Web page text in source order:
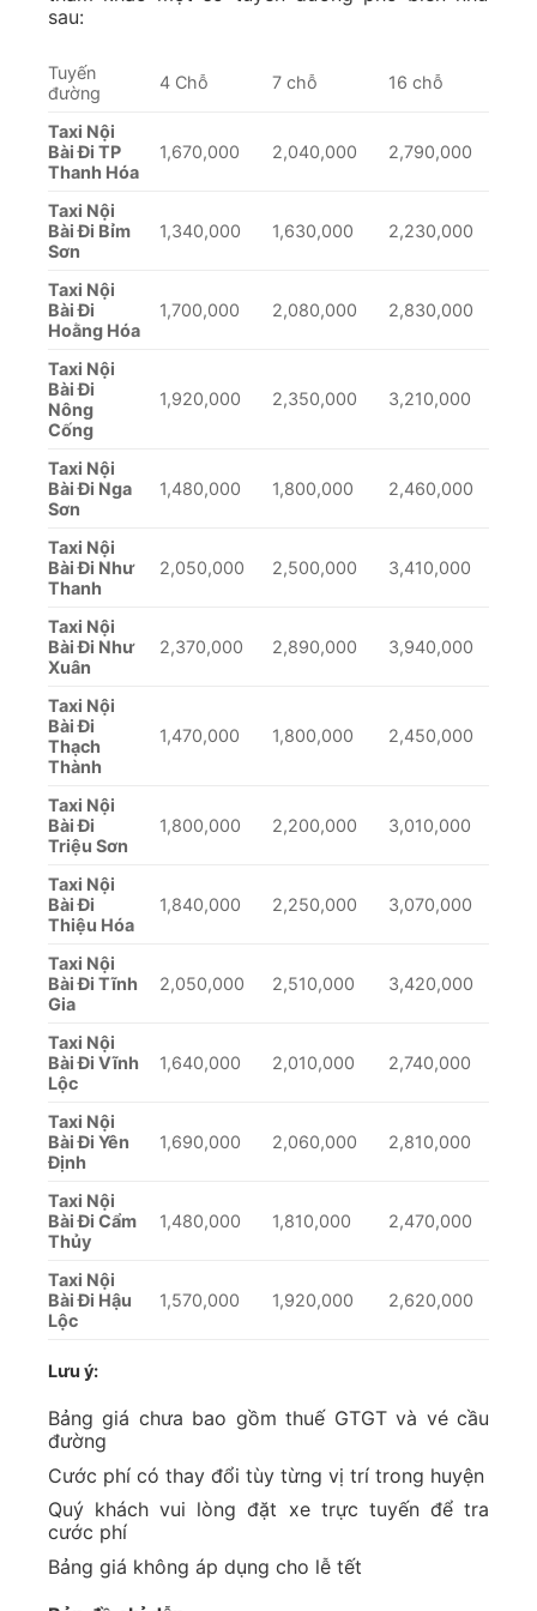
sau:
Tuyến
đường
4 Chỗ 7 chỗ 16 chỗ
Taxi Nội
Bài Đi TP
Thanh Hóa
1,670,000 2,040,000 2,790,000
Taxi Nội
Bài Đi Bỉm
Sơn
1,340,000 1,630,000 2,230,000
Taxi Nội
Bài Đi
Hoằng Hóa
1,700,000 2,080,000 2,830,000
Taxi Nội
Bài Đi
Nông
Cống
1,920,000 2,350,000 3,210,000
Taxi Nội
Bài Đi Nga
Sơn
1,480,000 1,800,000 2,460,000
Taxi Nội
Bài Đi Như
Thanh
2,050,000 2,500,000 3,410,000
Taxi Nội
Bài Đi Như
Xuân
2,370,000 2,890,000 3,940,000
Taxi Nội
Bài Đi
Thạch
Thành
1,470,000 1,800,000 2,450,000
Taxi Nội
Bài Đi
Triệu Sơn
1,800,000 2,200,000 3,010,000
Taxi Nội
Bài Đi
Thiệu Hóa
1,840,000 2,250,000 3,070,000
Taxi Nội
Bài Đi Tĩnh
Gia
2,050,000 2,510,000 3,420,000
Taxi Nội
Bài Đi Vĩnh
Lộc
1,640,000 2,010,000 2,740,000
Taxi Nội
Bài Đi Yên
Định
1,690,000 2,060,000 2,810,000
Taxi Nội
Bài Đi Cẩm
Thủy
1,480,000 1,810,000 2,470,000
Taxi Nội
Bài Đi Hậu
Lộc
1,570,000 1,920,000 2,620,000
Lưu ý:
Bảng giá chưa bao gồm thuế GTGT và vé cầu
đường
Cước phí có thay đổi tùy từng vị trí trong huyện
Quý khách vui lòng đặt xe trực tuyến để tra
cước phí
Bảng giá không áp dụng cho lễ tết